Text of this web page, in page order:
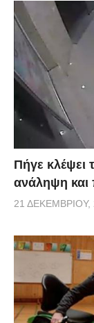
Πήγε κλέψει
ανάληψη και
21 ΔΕΚΕΜΒΡΊΟΥ,